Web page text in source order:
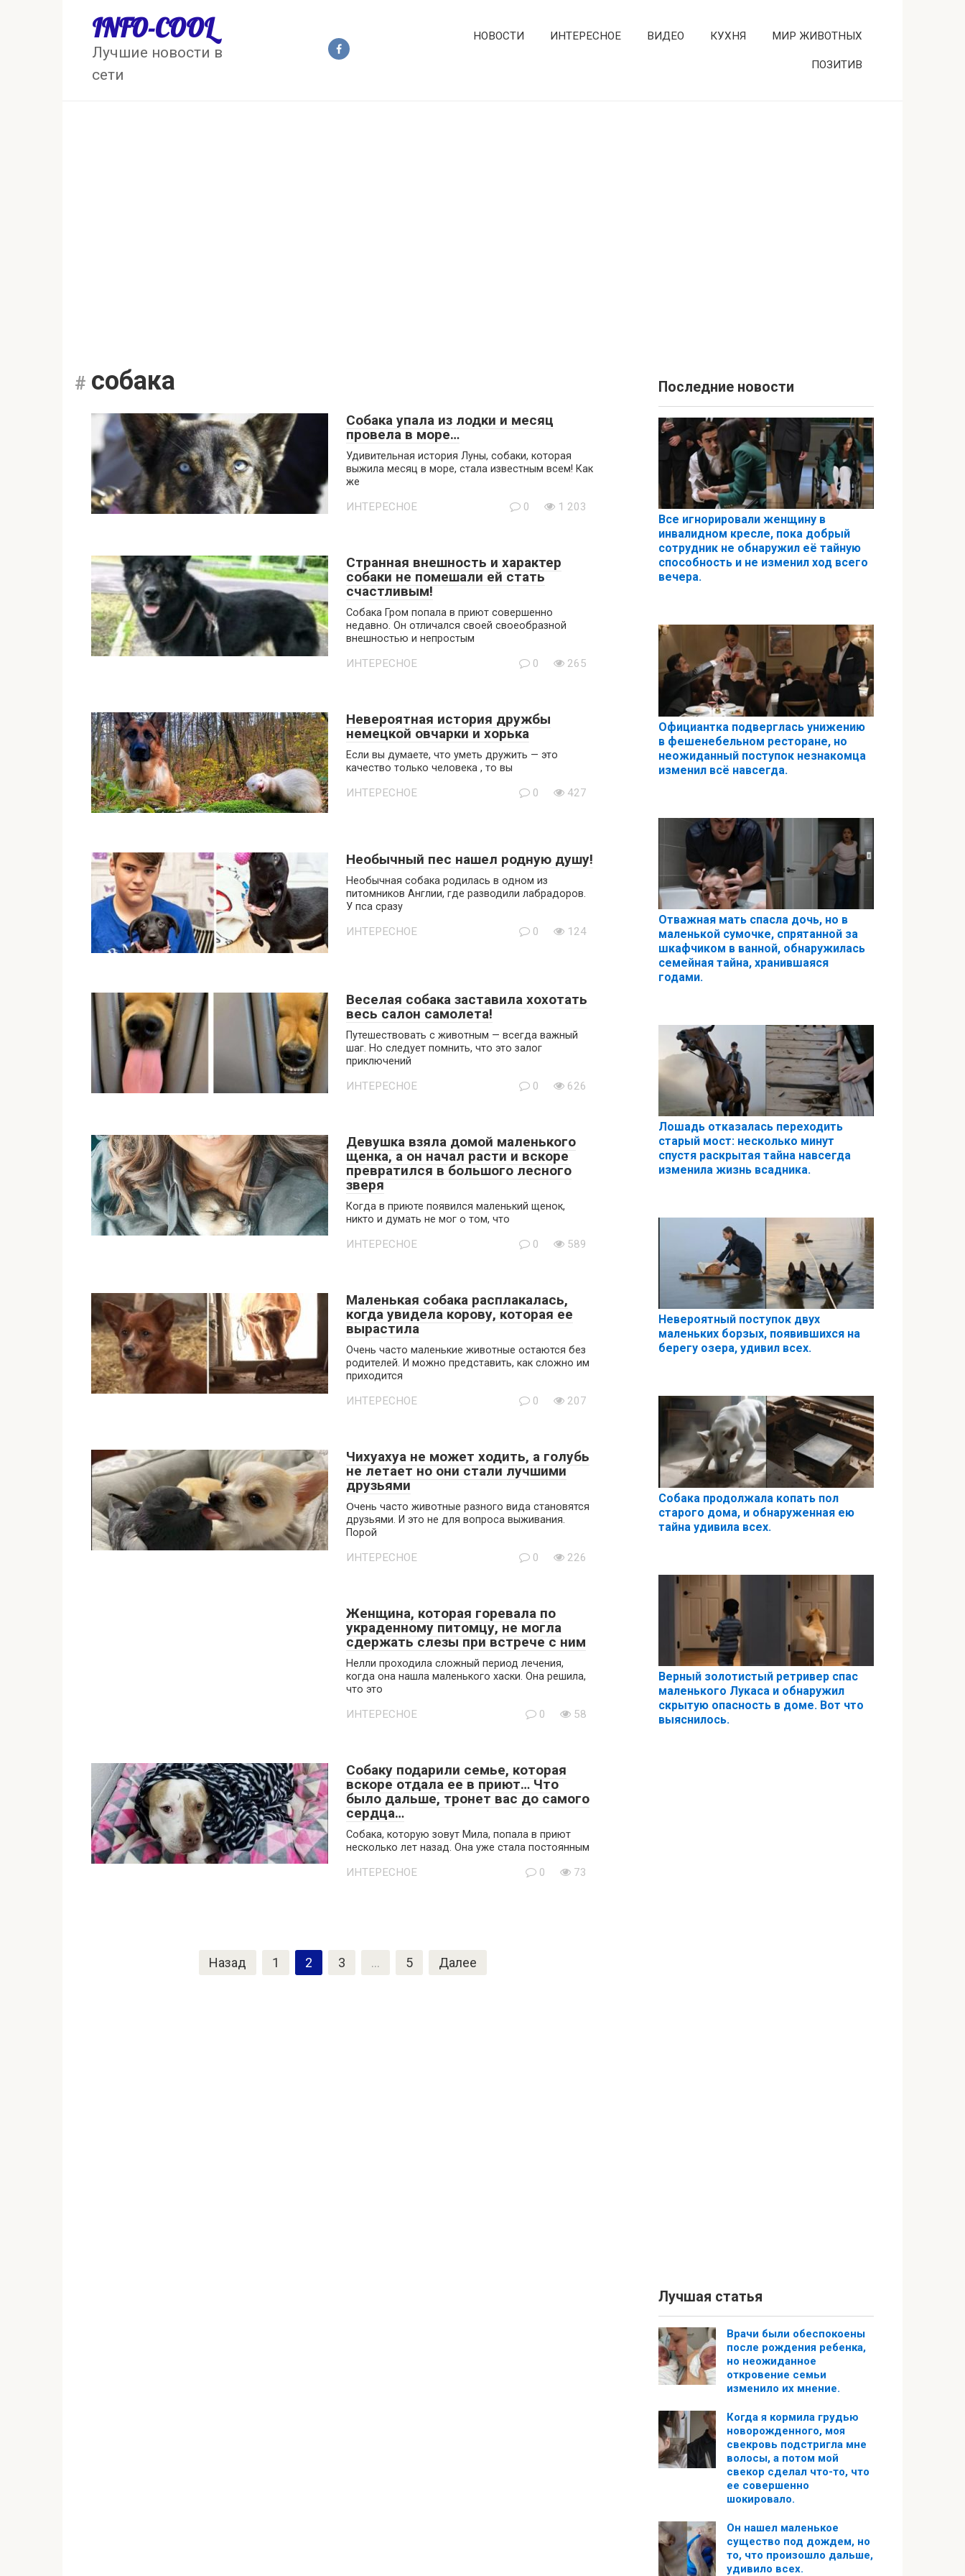
INFO-COOL
Лучшие новости в
сети
НОВОСТИ ИНТЕРЕСНОЕ ВИДЕО КУХНЯ МИР ЖИВОТНЫХ
ПОЗИТИВ
собака
Собака упала из лодки и месяц
провела в море…
Удивительная история Луны, собаки, которая
выжила месяц в море, стала известным всем! Как
же
ИНТЕРЕСНОЕ 0 1 203
Странная внешность и характер
собаки не помешали ей стать
счастливым!
Собака Гром попала в приют совершенно
недавно. Он отличался своей своеобразной
внешностью и непростым
ИНТЕРЕСНОЕ 0 265
Невероятная история дружбы
немецкой овчарки и хорька
Если вы думаете, что уметь дружить — это
качество только человека , то вы
ИНТЕРЕСНОЕ 0 427
Необычный пес нашел родную душу!
Необычная собака родилась в одном из
питомников Англии, где разводили лабрадоров.
У пса сразу
ИНТЕРЕСНОЕ 0 124
Веселая собака заставила хохотать
весь салон самолета!
Путешествовать с животным — всегда важный
шаг. Но следует помнить, что это залог
приключений
ИНТЕРЕСНОЕ 0 626
Девушка взяла домой маленького
щенка, а он начал расти и вскоре
превратился в большого лесного
зверя
Когда в приюте появился маленький щенок,
никто и думать не мог о том, что
ИНТЕРЕСНОЕ 0 589
Маленькая собака расплакалась,
когда увидела корову, которая ее
вырастила
Очень часто маленькие животные остаются без
родителей. И можно представить, как сложно им
приходится
ИНТЕРЕСНОЕ 0 207
Чихуахуа не может ходить, а голубь
не летает но они стали лучшими
друзьями
Օчень часто животные разного вида становятся
друзьями. И это не для вопроса выживания.
Порой
ИНТЕРЕСНОЕ 0 226
Женщина, которая горевала по
украденному питомцу, не могла
сдержать слезы при встрече с ним
Нелли проходила сложный период лечения,
когда она нашла маленького хаски. Она решила,
что это
ИНТЕРЕСНОЕ 0 58
Собаку подарили семье, которая
вскоре отдала ее в приют… Что
было дальше, тронет вас до самого
сердца…
Собака, которую зовут Мила, попала в приют
несколько лет назад. Она уже стала постоянным
ИНТЕРЕСНОЕ 0 73
Назад 1 2 3 … 5 Далее
Последние новости
Все игнорировали женщину в
инвалидном кресле, пока добрый
сотрудник не обнаружил её тайную
способность и не изменил ход всего
вечера.
Официантка подверглась унижению
в фешенебельном ресторане, но
неожиданный поступок незнакомца
изменил всё навсегда.
Отважная мать спасла дочь, но в
маленькой сумочке, спрятанной за
шкафчиком в ванной, обнаружилась
семейная тайна, хранившаяся
годами.
Лошадь отказалась переходить
старый мост: несколько минут
спустя раскрытая тайна навсегда
изменила жизнь всадника.
Невероятный поступок двух
маленьких борзых, появившихся на
берегу озера, удивил всех.
Собака продолжала копать пол
старого дома, и обнаруженная ею
тайна удивила всех.
Верный золотистый ретривер спас
маленького Лукаса и обнаружил
скрытую опасность в доме. Вот что
выяснилось.
Лучшая статья
Врачи были обеспокоены
после рождения ребенка,
но неожиданное
откровение семьи
изменило их мнение.
Когда я кормила грудью
новорожденного, моя
свекровь подстригла мне
волосы, а потом мой
свекор сделал что-то, что
ее совершенно
шокировало.
Он нашел маленькое
существо под дождем, но
то, что произошло дальше,
удивило всех.